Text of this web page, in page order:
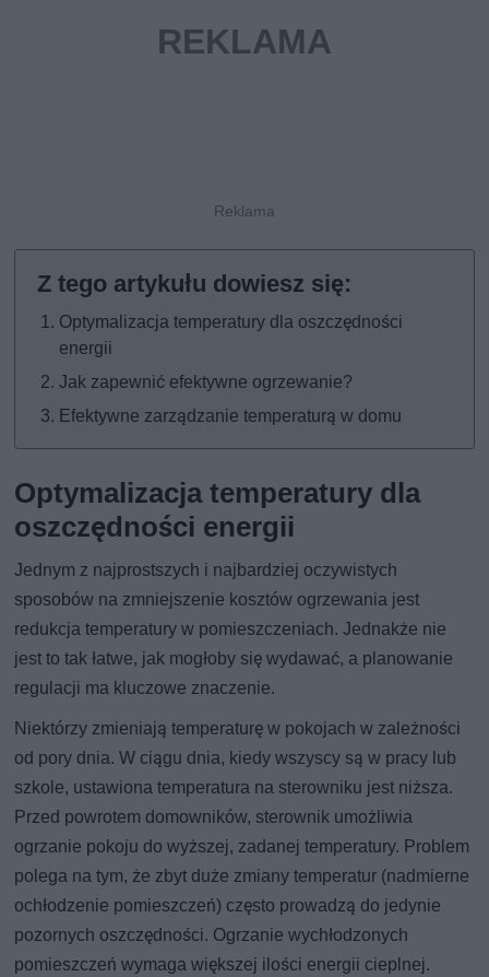
Optymalizacja temperatury dla oszczędności
energii
Jak zapewnić efektywne ogrzewanie?
Efektywne zarządzanie temperaturą w domu
Optymalizacja temperatury dla
oszczędności energii
Jednym z najprostszych i najbardziej oczywistych
sposobów na zmniejszenie kosztów ogrzewania jest
redukcja temperatury w pomieszczeniach. Jednakże nie
jest to tak łatwe, jak mogłoby się wydawać, a planowanie
regulacji ma kluczowe znaczenie.
Niektórzy zmieniają temperaturę w pokojach w zależności
od pory dnia. W ciągu dnia, kiedy wszyscy są w pracy lub
szkole, ustawiona temperatura na sterowniku jest niższa.
Przed powrotem domowników, sterownik umożliwia
ogrzanie pokoju do wyższej, zadanej temperatury. Problem
polega na tym, że zbyt duże zmiany temperatur (nadmierne
ochłodzenie pomieszczeń) często prowadzą do jedynie
pozornych oszczędności. Ogrzanie wychłodzonych
pomieszczeń wymaga większej ilości energii cieplnej.